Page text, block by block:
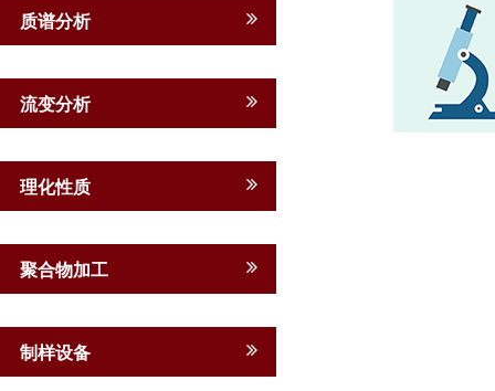
质谱分析
流变分析
理化性质
聚合物加工
制样设备